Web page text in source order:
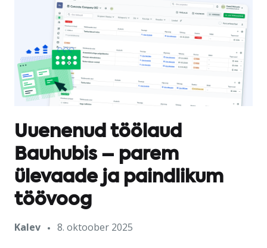
Uuenenud töölaud
Bauhubis – parem
ülevaade ja paindlikum
töövoog
Kalev 8. oktoober 2025